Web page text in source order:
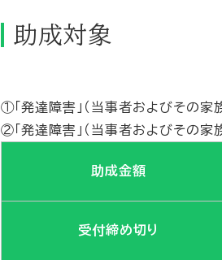
助成対象
①「発達障害」（当事者およびその
②「発達障害」（当事者およびその
助成金額
受付締め切り